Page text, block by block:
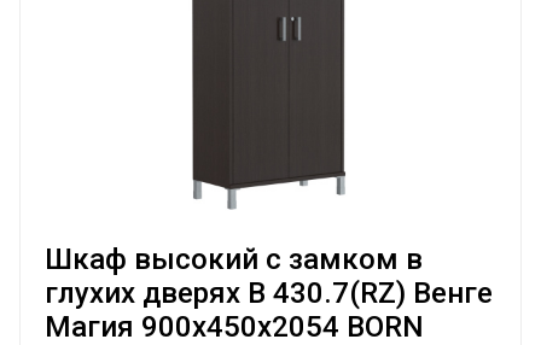
Шкаф высокий с замком в
глухих дверях B 430.7(RZ) Венге
Магия 900х450х2054 BORN